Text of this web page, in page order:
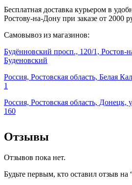
Бесплатная доставка курьером в
Ростову-на-Дону при заказе от 2000
Самовывоз из магазинов:
Будённовский просп., 120/1, Ростов-
Буденовский
Россия, Ростовская область, Белая
1
Россия, Ростовская область, Донецк,
160
Отзывы
Отзывов пока нет.
Будьте первым, кто оставил отзыв